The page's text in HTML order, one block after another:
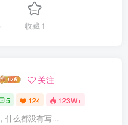
收藏1
关注
5 124 123W+
什么都没有写...